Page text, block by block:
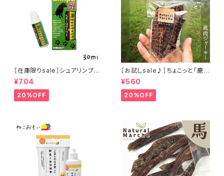
［在庫限りsale］シュアリンプウ
イヤークリーナー 30ml
¥704
20%OFF
［お試しsale♪］ちょこっと「鹿肉
ジャーキー」ジビエ鹿 おやつ
¥560
20%OFF